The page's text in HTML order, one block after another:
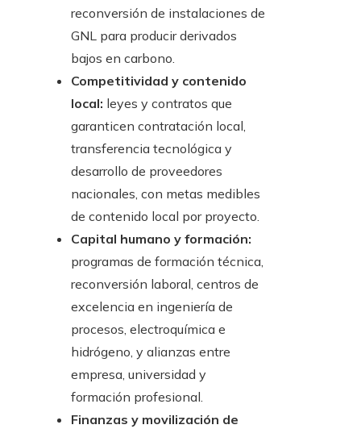
reconversión de instalaciones de
GNL para producir derivados
bajos en carbono.
Competitividad y contenido
local: leyes y contratos que
garanticen contratación local,
transferencia tecnológica y
desarrollo de proveedores
nacionales, con metas medibles
de contenido local por proyecto.
Capital humano y formación:
programas de formación técnica,
reconversión laboral, centros de
excelencia en ingeniería de
procesos, electroquímica e
hidrógeno, y alianzas entre
empresa, universidad y
formación profesional.
Finanzas y movilización de